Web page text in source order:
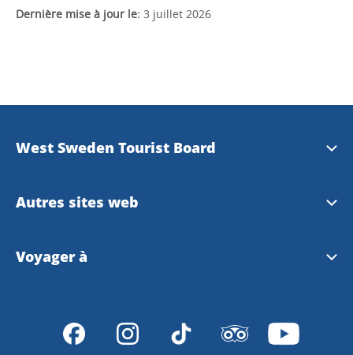
Dernière mise à jour le: 3 juillet 2026
West Sweden Tourist Board
Information de presse
Integrity policy
Autres sites web
Visit Swedeen
Göteborg
Voyager à